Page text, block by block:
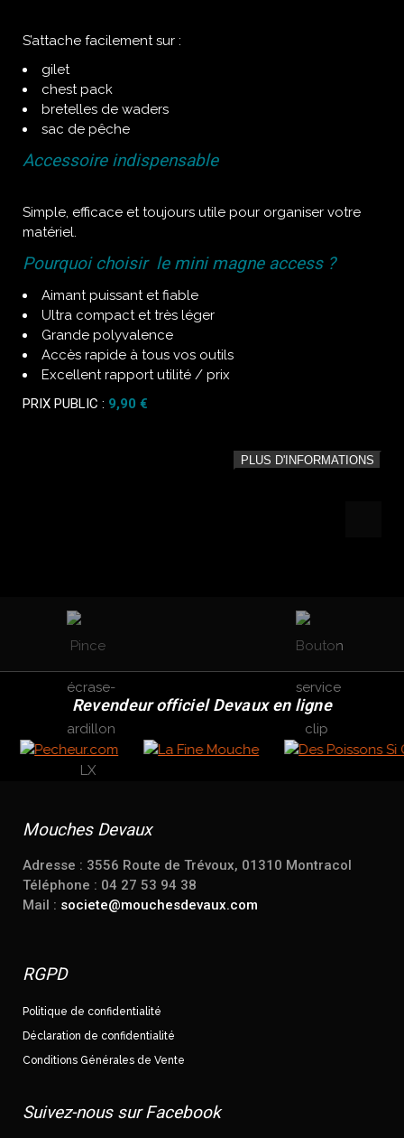
S’attache facilement sur :
gilet
chest pack
bretelles de waders
sac de pêche
Accessoire indispensable
Simple, efficace et toujours utile pour organiser votre
matériel.
Pourquoi choisir le mini magne access ?
Aimant puissant et fiable
Ultra compact et très léger
Grande polyvalence
Accès rapide à tous vos outils
Excellent rapport utilité / prix
PRIX PUBLIC : 9,90 €
PLUS D'INFORMATIONS
Revendeur officiel Devaux en ligne
Mouches Devaux
Adresse : 3556 Route de Trévoux, 01310 Montracol
Téléphone : 04 27 53 94 38
Mail : societe@mouchesdevaux.com
RGPD
Politique de confidentialité
Déclaration de confidentialité
Conditions Générales de Vente
Suivez-nous sur Facebook